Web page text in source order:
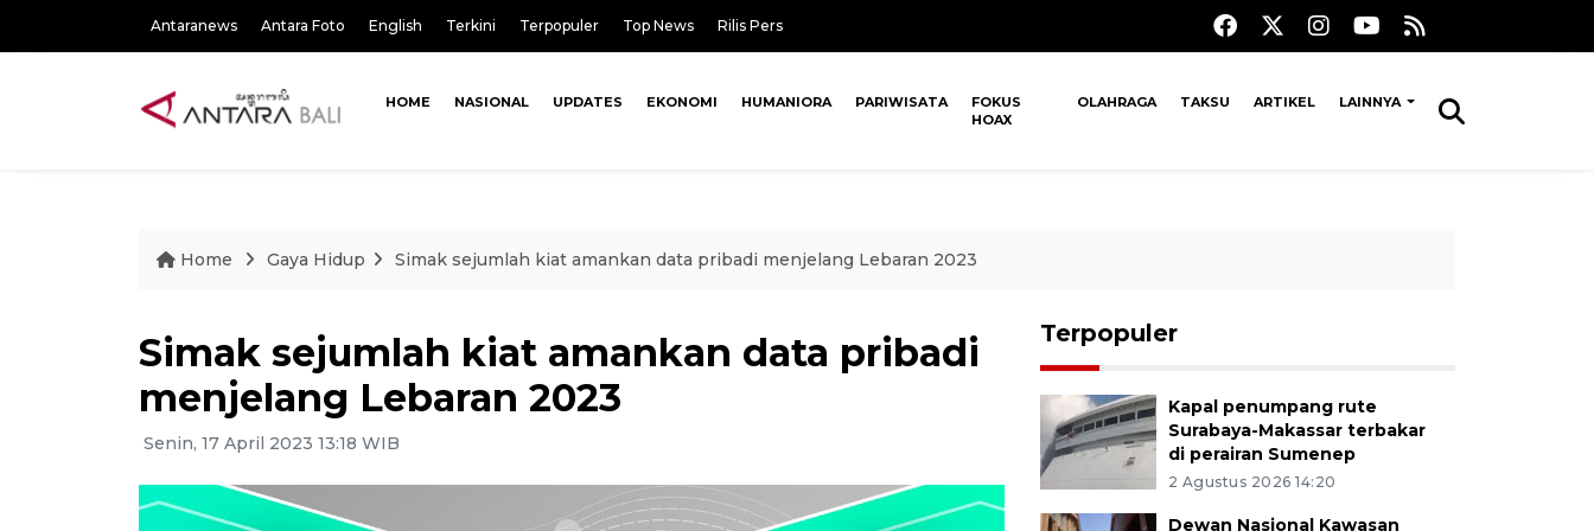
Antaranews Antara Foto English Terkini Terpopuler Top News Rilis Pers
HOME NASIONAL UPDATES EKONOMI HUMANIORA PARIWISATA
FOKUS
HOAX
OLAHRAGA TAKSU ARTIKEL LAINNYA
Home Gaya Hidup Simak sejumlah kiat amankan data pribadi menjelang Lebaran 2023
Simak sejumlah kiat amankan data pribadi
menjelang Lebaran 2023
Senin, 17 April 2023 13:18 WIB
Terpopuler
Kapal penumpang rute
Surabaya-Makassar terbakar
di perairan Sumenep
2 Agustus 2026 14:20
Dewan Nasional Kawasan